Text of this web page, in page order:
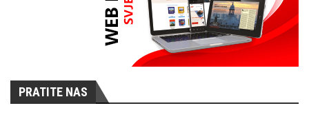
PRATITE NAS